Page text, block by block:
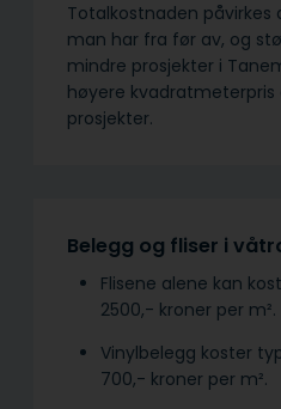
Totalkostnaden påvirkes
man har fra før av, og
mindre prosjekter i
høyere
prosjekter.
Belegg og fliser i
Flisene alene kan
2500,- kroner per m².
Vinylbelegg koster
700,- kroner per m².